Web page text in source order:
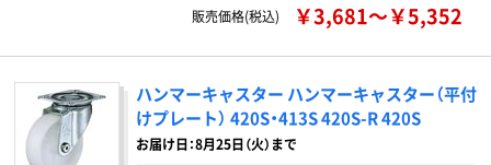
販売価格(税込)
￥3,681～￥5,352
ハンマーキャスター ハンマーキャスター（平付
けプレート） 420S・413S 420S-R 420S
お届け日：8月25日（火）まで